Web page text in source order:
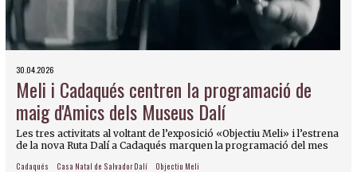
30.04.2026
Meli i Cadaqués centren la programació de
maig d'Amics dels Museus Dalí
Les tres activitats al voltant de l’exposició «Objectiu Meli» i l’estrena
de la nova Ruta Dalí a Cadaqués marquen la programació del mes
Cadaqués Casa Natal de Salvador Dalí Objectiu Meli